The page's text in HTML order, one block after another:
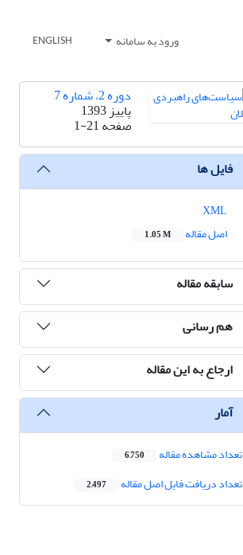
ورود به سامانه ENGLISH
دوره 2، شماره 7
پاییز 1393
صفحه1-21
فایل ها
اصل مقاله
1.05 M
سابقه مقاله
هم رسانی
ارجاع به این مقاله
آمار
تعداد مشاهده مقاله 6,750
تعداد دریافت فایل اصل مقاله 2,497